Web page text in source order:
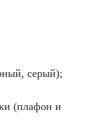
серый);
(плафон и